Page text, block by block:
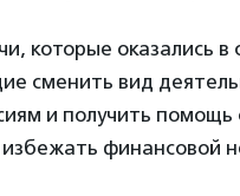
которые оказались
сменить вид
и получить
финансовой